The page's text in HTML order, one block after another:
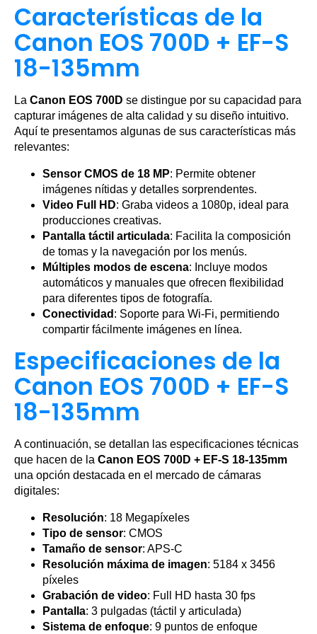
Características de la
Canon EOS 700D + EF-S
18-135mm
La Canon EOS 700D se distingue por su capacidad para
capturar imágenes de alta calidad y su diseño intuitivo.
Aquí te presentamos algunas de sus características más
relevantes:
Sensor CMOS de 18 MP: Permite obtener
imágenes nítidas y detalles sorprendentes.
Video Full HD: Graba videos a 1080p, ideal para
producciones creativas.
Pantalla táctil articulada: Facilita la composición
de tomas y la navegación por los menús.
Múltiples modos de escena: Incluye modos
automáticos y manuales que ofrecen flexibilidad
para diferentes tipos de fotografía.
Conectividad : Soporte para Wi-Fi, permitiendo
compartir fácilmente imágenes en línea.
Especificaciones de la
Canon EOS 700D + EF-S
18-135mm
A continuación, se detallan las especificaciones técnicas
que hacen de la Canon EOS 700D + EF-S 18-135mm
una opción destacada en el mercado de cámaras
digitales:
Resolución: 18 Megapíxeles
Tipo de sensor: CMOS
Tamaño de sensor: APS-C
Resolución máxima de imagen: 5184 x 3456
píxeles
Grabación de video: Full HD hasta 30 fps
Pantalla: 3 pulgadas (táctil y articulada)
Sistema de enfoque: 9 puntos de enfoque